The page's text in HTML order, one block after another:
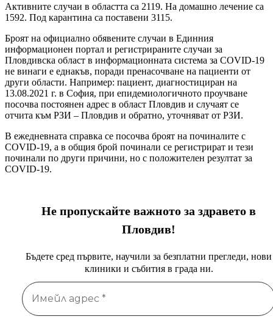
Активните случаи в областта са 2119. На домашно лечение са
1592. Под карантина са поставени 3115.
Броят на официално обявените случаи в Единния
информационен портал и регистрираните случаи за
Пловдивска област в информационната система за COVID-19
не винаги е еднакъв, поради пренасочване на пациенти от
други области. Например: пациент, диагностициран на
13.08.2021 г. в София, при епидемиологичното проучване
посочва постоянен адрес в област Пловдив и случаят се
отчита към РЗИ – Пловдив и обратно, уточняват от РЗИ.
В ежедневната справка се посочва броят на починалите с
COVID-19, а в общия брой починали се регистрират и тези
починали по други причини, но с положителен резултат за
COVID-19.
Не пропускайте важното за здравето в
Пловдив!
Бъдете сред първите, научили за безплатни прегледи, нови
клиники и събития в града ни.